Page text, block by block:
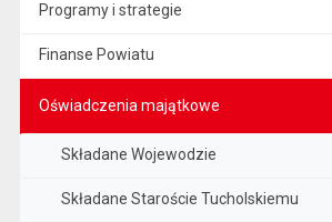
Programy i strategie
Finanse Powiatu
Oświadczenia majątkowe
Składane Wojewodzie
Składane Staroście Tucholskiemu